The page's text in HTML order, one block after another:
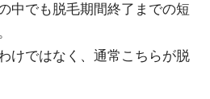
中でも脱毛期間終了までの短
けではなく、通常こちらが脱